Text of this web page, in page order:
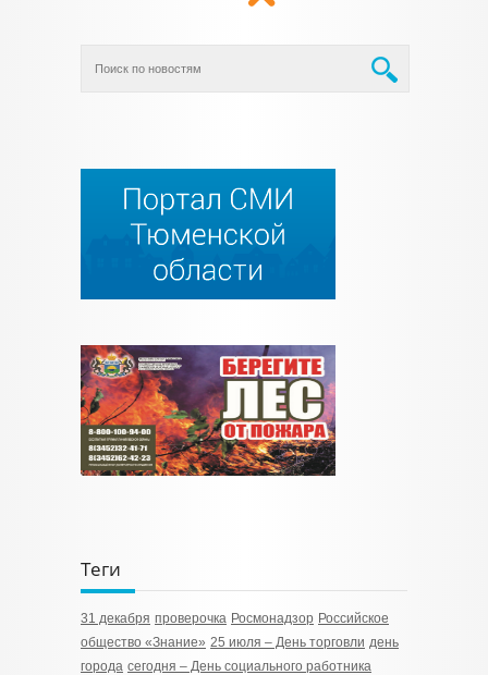
Теги
31 декабря проверочка Росмонадзор Российское
общество «Знание» 25 июля – День торговли день
города сегодня – День социального работника